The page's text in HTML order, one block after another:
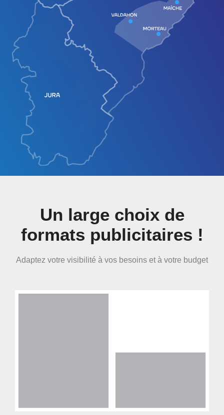
Un large choix de
formats publicitaires !
Adaptez votre visibilité à vos besoins et à votre budget